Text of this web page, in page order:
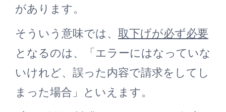
があります。
そういう意味では、 取下げが必ず必要
となるのは、「エラーにはなっていな
いけれど、誤った内容で請求をしてし
まった場合」といえます。